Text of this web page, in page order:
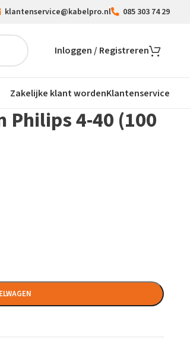
klantenservice@kabelpro.nl 085 303 74 29
Inloggen / Registreren
Zakelijke klant wordenKlantenservice
Philips 4-40 (100